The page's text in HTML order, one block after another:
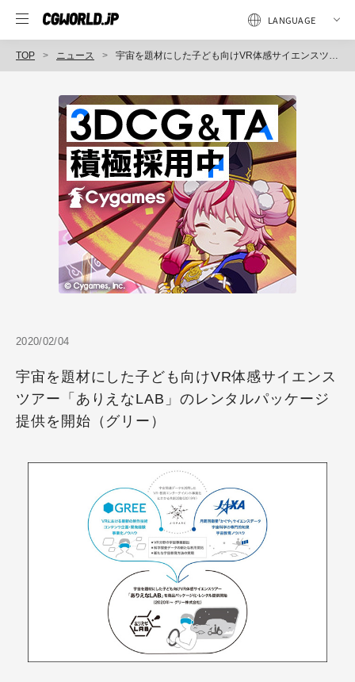
TOP ニュース 宇宙を題材にした子ども向けVR体感サイエンスツアー「ありえなLAB」のレンタルパッケージ提供を開始（グリー）
2020/02/04
宇宙を題材にした子ども向けVR体感サイエンス
ツアー「ありえなLAB」のレンタルパッケージ
提供を開始（グリー）